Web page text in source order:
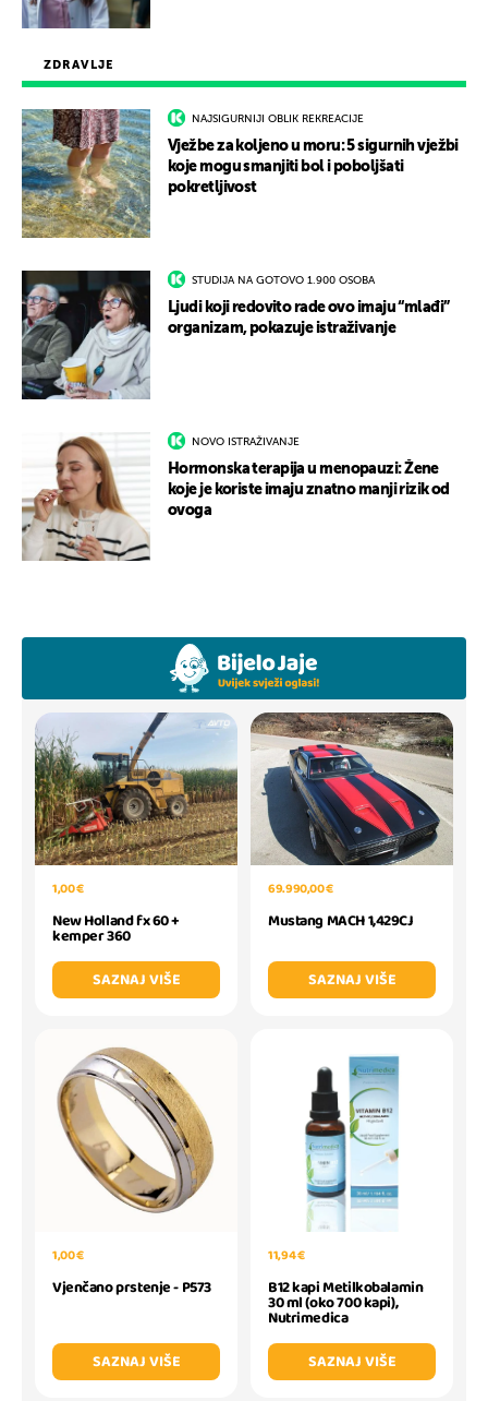
ZDRAVLJE
NAJSIGURNIJI OBLIK REKREACIJE
Vježbe za koljeno u moru: 5 sigurnih vježbi
koje mogu smanjiti bol i poboljšati
pokretljivost
STUDIJA NA GOTOVO 1.900 OSOBA
Ljudi koji redovito rade ovo imaju “mlađi”
organizam, pokazuje istraživanje
NOVO ISTRAŽIVANJE
Hormonska terapija u menopauzi: Žene
koje je koriste imaju znatno manji rizik od
ovoga
1,00 €
New Holland fx 60 +
kemper 360
SAZNAJ VIŠE
69.990,00 €
Mustang MACH 1,429CJ
SAZNAJ VIŠE
1,00 €
Vjenčano prstenje - P573
SAZNAJ VIŠE
11,94 €
B12 kapi Metilkobalamin
30 ml (oko 700 kapi),
Nutrimedica
SAZNAJ VIŠE